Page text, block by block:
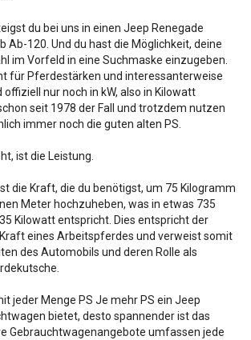
du bei uns in einen Jeep Renegade
Ab-120. Und du hast die Möglichkeit, deine
im Vorfeld in eine Suchmaske einzugeben.
für Pferdestärken und interessanterweise
nur noch in kW, also in Kilowatt
seit 1978 der Fall und trotzdem nutzen
immer noch die guten alten PS.
ist die Leistung.
die Kraft, die du benötigst, um 75 Kilogramm
Meter hochzuheben, was in etwas 735
Kilowatt entspricht. Dies entspricht der
eines Arbeitspferdes und verweist somit
des Automobils und deren Rolle als
jeder Menge PS Je mehr PS ein Jeep
bietet, desto spannender ist das
Gebrauchtwagenangebote umfassen jede